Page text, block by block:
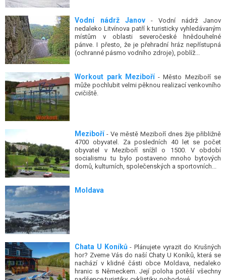
Vodní nádrž Janov- Vodní nádrž Janov
nedaleko Litvínova patří k turisticky vyhledávaným
místům v oblasti severočeské hnědouhelné
pánve. I přesto, že je přehradní hráz nepřístupná
(ochranné pásmo vodního zdroje), poblíž...
Workout park Meziboří - Město Meziboří se
může pochlubit velmi pěknou realizací venkovního
cvičiště.
Meziboří- Ve městě Meziboří dnes žije přibližně
4700 obyvatel. Za posledních 40 let se počet
obyvatel v Meziboří snížil o 1500. V období
socialismu tu bylo postaveno mnoho bytových
domů, kulturních, společenských a sportovních...
Moldava
Chata U Koníků- Plánujete vyrazit do Krušných
hor? Zveme Vás do naší Chaty U Koníků, která se
nachází v klidné části obce Moldava, nedaleko
hranic s Německem. Její poloha potěší všechny